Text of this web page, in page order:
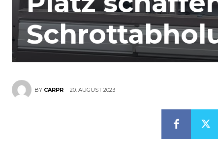
BY CARPR 20. AUGUST 2023